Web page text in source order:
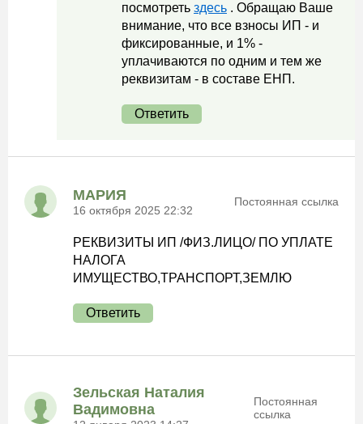
посмотреть здесь . Обращаю Ваше
внимание, что все взносы ИП - и
фиксированные, и 1% -
уплачиваются по одним и тем же
реквизитам - в составе ЕНП.
Ответить
МАРИЯ
16 октября 2025 22:32
Постоянная ссылка
РЕКВИЗИТЫ ИП /ФИЗ.ЛИЦО/ ПО УПЛАТЕ
НАЛОГА
ИМУЩЕСТВО,ТРАНСПОРТ,ЗЕМЛЮ
Ответить
Зельская Наталия
Вадимовна
Постоянная
ссылка